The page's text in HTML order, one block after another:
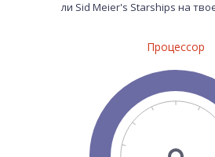
ли Sid Meier's Starships на
Процессор